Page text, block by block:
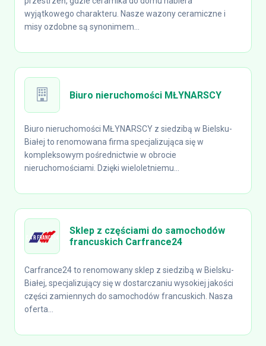
wyjątkowego charakteru. Nasze wazony ceramiczne i
misy ozdobne są synonimem...
Biuro nieruchomości MŁYNARSCY
Biuro nieruchomości MŁYNARSCY z siedzibą w Bielsku-
Białej to renomowana firma specjalizująca się w
kompleksowym pośrednictwie w obrocie
nieruchomościami. Dzięki wieloletniemu...
Sklep z częściami do samochodów
francuskich Carfrance24
Carfrance24 to renomowany sklep z siedzibą w Bielsku-
Białej, specjalizujący się w dostarczaniu wysokiej jakości
części zamiennych do samochodów francuskich. Nasza
oferta...